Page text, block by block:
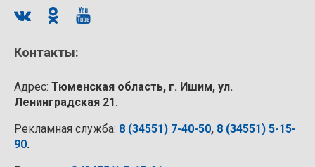
Контакты:
Адрес: Тюменская область, г. Ишим, ул.
Ленинградская 21.
Рекламная служба: 8 (34551) 7-40-50, 8 (34551) 5-15-
90.